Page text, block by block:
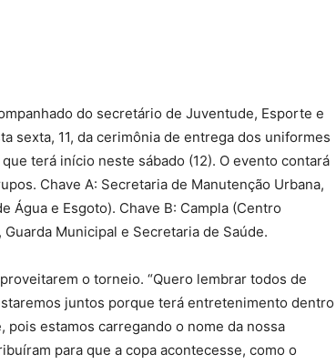
do secretário de Juventude, Esporte e
sexta, 11, da cerimônia de entrega dos uniformes
terá início neste sábado (12). O evento contará
Chave A: Secretaria de Manutenção Urbana,
Água e Esgoto). Chave B: Campla (Centro
Municipal e Secretaria de Saúde.
o torneio. “Quero lembrar todos de
juntos porque terá entretenimento dentro
estamos carregando o nome da nossa
para que a copa acontecesse, como o